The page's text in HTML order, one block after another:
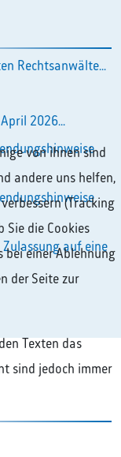
Rechtsanwälte...
2026...
auf eine
von ihnen sind
andere uns helfen,
(Tracking
Sie die Cookies
bei einer Ablehnung
der Seite zur
Texten das
sind jedoch immer